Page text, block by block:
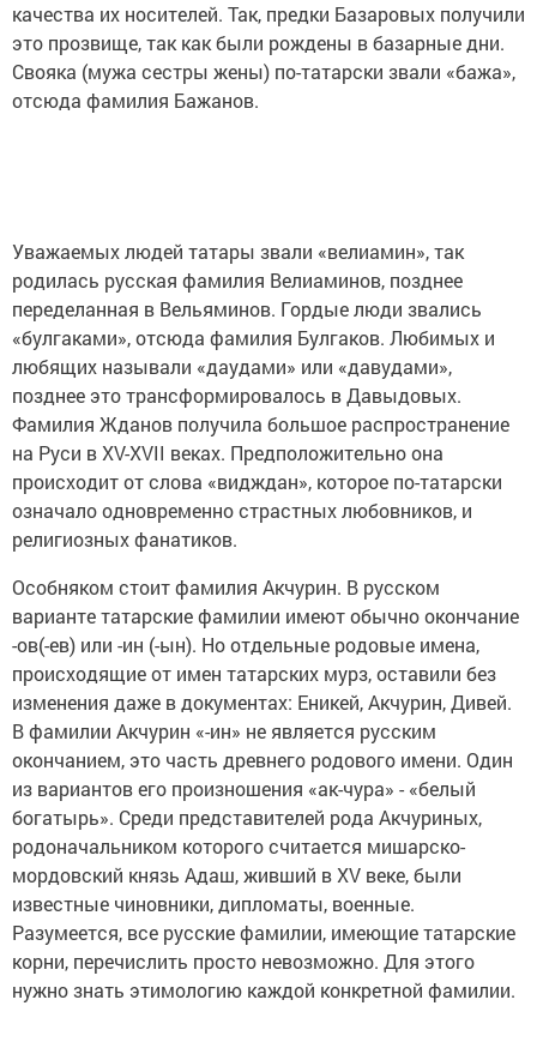
качества их носителей. Так, предки Базаровых получили
это прозвище, так как были рождены в базарные дни.
Свояка (мужа сестры жены) по-татарски звали «бажа»,
отсюда фамилия Бажанов.
Уважаемых людей татары звали «велиамин», так
родилась русская фамилия Велиаминов, позднее
переделанная в Вельяминов. Гордые люди звались
«булгаками», отсюда фамилия Булгаков. Любимых и
любящих называли «даудами» или «давудами»,
позднее это трансформировалось в Давыдовых.
Фамилия Жданов получила большое распространение
на Руси в XV-XVII веках. Предположительно она
происходит от слова «видждан», которое по-татарски
означало одновременно страстных любовников, и
религиозных фанатиков.
Особняком стоит фамилия Акчурин. В русском
варианте татарские фамилии имеют обычно окончание
-ов(-ев) или -ин (-ын). Но отдельные родовые имена,
происходящие от имен татарских мурз, оставили без
изменения даже в документах: Еникей, Акчурин, Дивей.
В фамилии Акчурин «-ин» не является русским
окончанием, это часть древнего родового имени. Один
из вариантов его произношения «ак-чура» - «белый
богатырь». Среди представителей рода Акчуриных,
родоначальником которого считается мишарско-
мордовский князь Адаш, живший в XV веке, были
известные чиновники, дипломаты, военные.
Разумеется, все русские фамилии, имеющие татарские
корни, перечислить просто невозможно. Для этого
нужно знать этимологию каждой конкретной фамилии.